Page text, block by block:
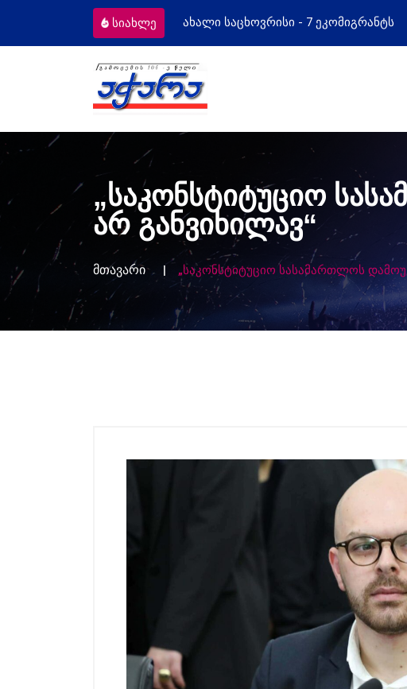
სიახლე
- 7 ეკომიგრანტს მოსამართლეებს
„საკონსტიტუციო
არ განვიხილავ“
მთავარი „საკონსტიტუციო სასამართლოს